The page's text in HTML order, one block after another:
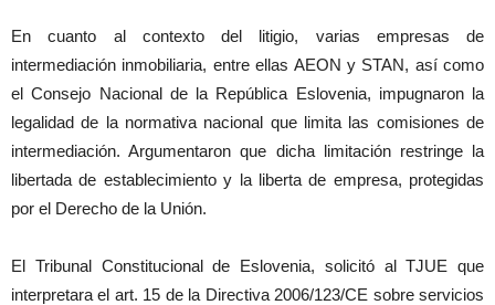
En cuanto al contexto del litigio, varias empresas de
intermediación inmobiliaria, entre ellas AEON y STAN, así como
el Consejo Nacional de la República Eslovenia, impugnaron la
legalidad de la normativa nacional que limita las comisiones de
intermediación. Argumentaron que dicha limitación restringe la
libertada de establecimiento y la liberta de empresa, protegidas
por el Derecho de la Unión.
El Tribunal Constitucional de Eslovenia, solicitó al TJUE que
interpretara el art. 15 de la Directiva 2006/123/CE sobre servicios